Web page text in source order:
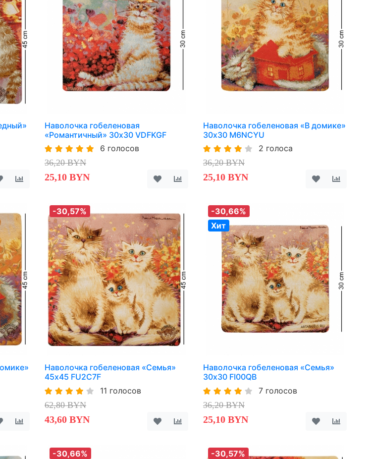
Наволочка гобеленовая
«Романтичный» 30х30 VDFKGF
6 голосов
36,20 BYN
25,10 BYN
Наволочка гобеленовая «В домике»
30х30 M6NCYU
2 голоса
36,20 BYN
25,10 BYN
-30,57%
Наволочка гобеленовая «Семья»
45х45 FU2C7F
11 голосов
62,80 BYN
43,60 BYN
-30,66%
Хит
Наволочка гобеленовая «Семья»
30х30 FI00QB
7 голосов
36,20 BYN
25,10 BYN
-30,66% -30,57%